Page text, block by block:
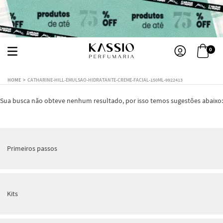
0
CATHARINE-HILL-EMULSAO-HIDRATANTE-CREME-FACIAL-150ML-9922413
Sua busca não obteve nenhum resultado, por isso temos sugestões abaixo:
Primeiros passos
Kits